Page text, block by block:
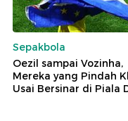
Sepakbola
Oezil sampai Vozinha,
Mereka yang Pindah
Usai Bersinar di Piala